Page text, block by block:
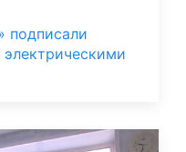
подписали